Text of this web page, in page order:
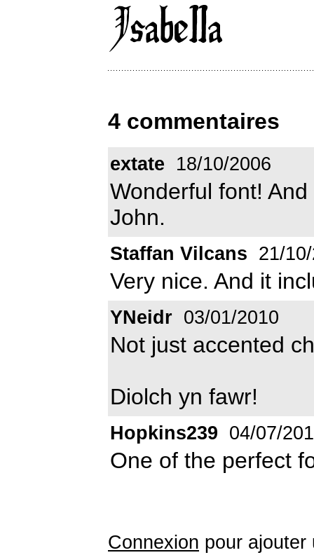
4 commentaires
extate 18/10/2006
Wonderful font!
John.
Staffan Vilcans 21/
Very nice. And it
YNeidr 03/01/2010
Not just accented
Diolch yn fawr!
Hopkins239 04/07/
One of the perfect
Connexion pour ajouter